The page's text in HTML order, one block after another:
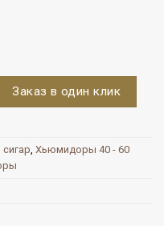
Заказ в один клик
Хьюмидоры 40 - 60